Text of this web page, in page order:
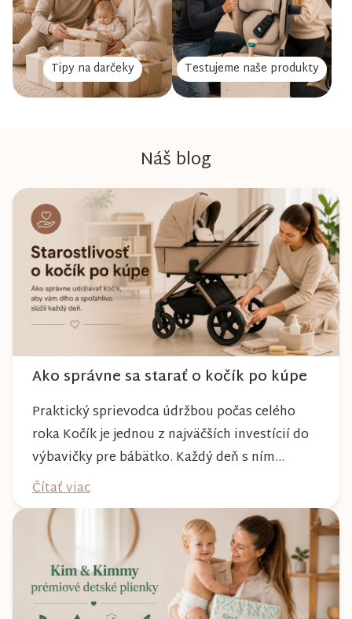
Tipy na darčeky Testujeme naše produkty
Náš blog
Ako správne sa starať o kočík po kúpe
Praktický sprievodca údržbou počas celého
roka Kočík je jednou z najväčších investícií do
výbavičky pre bábätko. Každý deň s ním
absolvujete prechádzky po meste, v parkoch,
na lesných chodníkoch aj počas nepriaznivého
počasia. Pravidelnou starostlivosťou si však
môžete byť istí, že vám bude spoľahlivo slúžiť
dlhé roky a zachová si svoj krásny vzhľ...
Čítať viac